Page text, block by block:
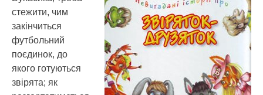
стежити, чим
закінчиться
футбольний
поєдинок, до
якого готуються
звірята; як